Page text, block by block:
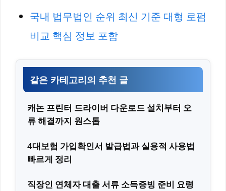
국내 법무법인 순위 최신 기준 대형 로펌
비교 핵심 정보 포함
같은 카테고리의 추천 글
캐논 프린터 드라이버 다운로드 설치부터 오
류 해결까지 원스톱
4대보험 가입확인서 발급법과 실용적 사용법
빠르게 정리
직장인 연체자 대출 서류 소득증빙 준비 요령